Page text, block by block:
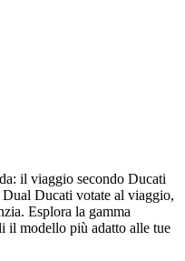
il viaggio secondo Ducati
Ducati votate al viaggio,
Esplora la gamma
il modello più adatto alle tue